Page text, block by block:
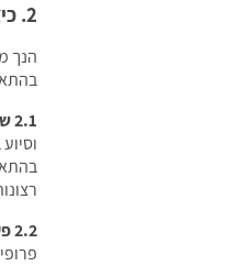
2. כיצד אנו משתמשים במידע
הנך
2.1 שירותים והתאמות.
2.2 פעילות עסקית נוספת של החברה.